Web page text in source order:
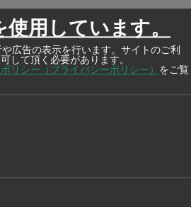
亜州ビジネス
https://ashu-
用しています。
広告の表示を行います。サイトのご利
して頂く必要があります。
リシー（プライバシーポリシー） をご覧